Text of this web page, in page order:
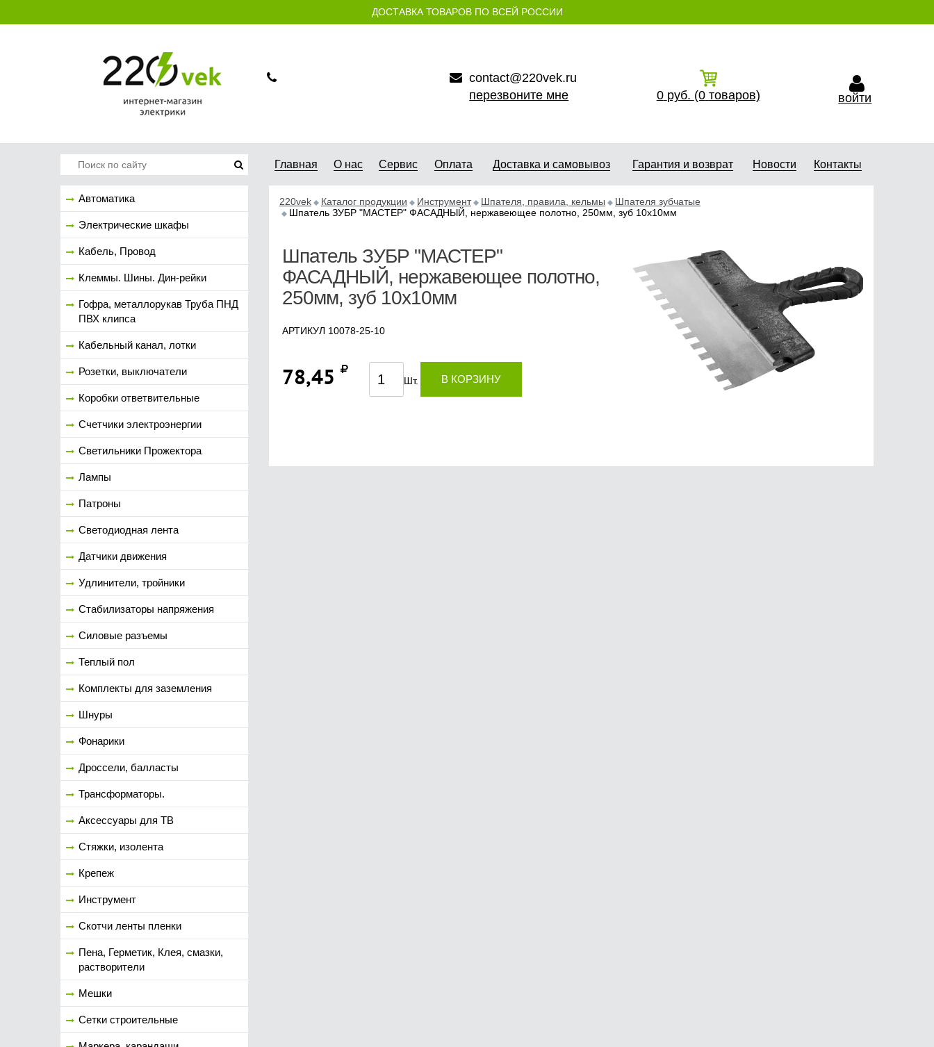
ДОСТАВКА ТОВАРОВ ПО ВСЕЙ РОССИИ
contact@220vek.ru
перезвоните мне
0 руб. (0 товаров) войти
Автоматика
Электрические шкафы
Кабель, Провод
Клеммы. Шины. Дин-рейки
Гофра, металлорукав Труба ПНД
ПВХ клипса
Кабельный канал, лотки
Розетки, выключатели
Коробки ответвительные
Счетчики электроэнергии
Светильники Прожектора
Лампы
Патроны
Светодиодная лента
Датчики движения
Удлинители, тройники
Стабилизаторы напряжения
Силовые разъемы
Теплый пол
Комплекты для заземления
Шнуры
Фонарики
Дроссели, балласты
Трансформаторы.
Аксессуары для ТВ
Стяжки, изолента
Крепеж
Инструмент
Скотчи ленты пленки
Пена, Герметик, Клея, смазки,
растворители
Мешки
Сетки строительные
Главная О нас Сервис Оплата Доставка и самовывоз Гарантия и возврат Новости Контакты
220vek Каталог продукции Инструмент Шпателя, правила, кельмы
Шпателя зубчатые
Шпатель ЗУБР "МАСТЕР" ФАСАДНЫЙ, нержавеющее полотно, 250мм, зуб 10х10мм
Шпатель ЗУБР "МАСТЕР"
ФАСАДНЫЙ, нержавеющее полотно,
250мм, зуб 10х10мм
АРТИКУЛ 10078-25-10
78,45 Шт. В КОРЗИНУ